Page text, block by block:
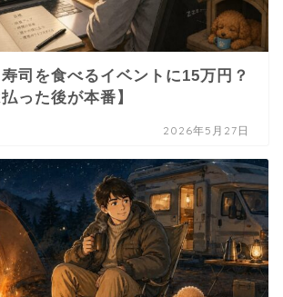
司を食べるイベントに15万円？
った後が本番】
2026年5月27日